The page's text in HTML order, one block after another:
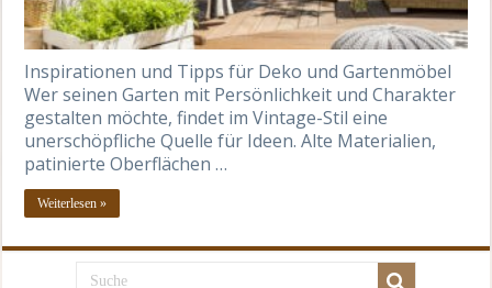
Inspirationen und Tipps für Deko und Gartenmöbel
Wer seinen Garten mit Persönlichkeit und Charakter
gestalten möchte, findet im Vintage-Stil eine
unerschöpfliche Quelle für Ideen. Alte Materialien,
patinierte Oberflächen …
Weiterlesen »